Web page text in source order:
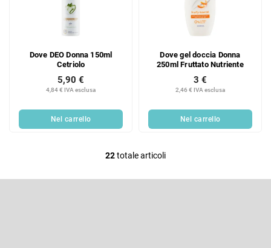
Dove DEO Donna 150ml
Cetriolo
4,84 € IVA esclusa
5,90 €
Nel carrello
Dove gel doccia Donna
250ml Fruttato Nutriente
2,46 € IVA esclusa
3 €
Nel carrello
C
o
22totale articoli